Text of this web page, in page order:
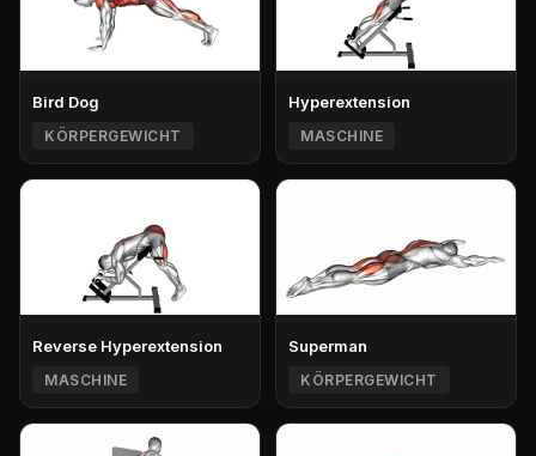
Bird Dog
KÖRPERGEWICHT
Hyperextension
MASCHINE
Reverse Hyperextension
MASCHINE
Superman
KÖRPERGEWICHT